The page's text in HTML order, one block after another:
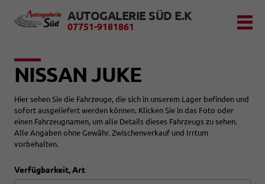
AUTOGALERIE SÜD E.K
07751-9181861
NISSAN JUKE
Hier sehen Sie die Fahrzeuge, die sich in unserem Lager befinden und
sofort ausgeliefert werden können. Klicken Sie in das Foto oder
einen Fahrzeugnamen, um alle Details dieses Fahrzeugs zu sehen.
Alle Angaben ohne Gewähr. Zwischenverkauf und Irrtum
vorbehalten.
Verfügbarkeit, Art